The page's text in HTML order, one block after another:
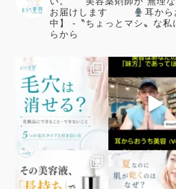
お届けします
耳か
中】
-〝ちょっとマシ〟な私
らから